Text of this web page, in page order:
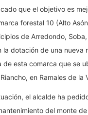
que el objetivo es
forestal 10 (Alto
de Arredondo, Soba,
la dotación de una nueva
de esta comarca que se
en Ramales de la
el alcalde ha
del monte